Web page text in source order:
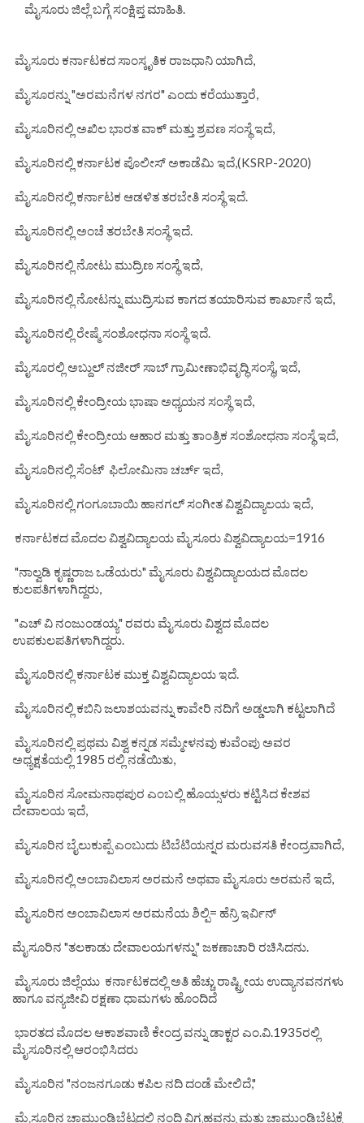
ಮೈಸೂರು ಜಿಲ್ಲೆ ಬಗ್ಗೆ ಸಂಕ್ಷಿಪ್ತ ಮಾಹಿತಿ.
ಮೈಸೂರು ಕರ್ನಾಟಕದ ಸಾಂಸ್ಕೃತಿಕ ರಾಜಧಾನಿ ಯಾಗಿದೆ,
ಮೈಸೂರನ್ನು "ಅರಮನೆಗಳ ನಗರ" ಎಂದು ಕರೆಯುತ್ತಾರೆ,
ಮೈಸೂರಿನಲ್ಲಿ ಅಖಿಲ ಭಾರತ ವಾಕ್ ಮತ್ತು ಶ್ರವಣ ಸಂಸ್ಥೆ ಇದೆ,
ಮೈಸೂರಿನಲ್ಲಿ ಕರ್ನಾಟಕ ಪೊಲೀಸ್ ಅಕಾಡೆಮಿ ಇದೆ,(KSRP-2020)
ಮೈಸೂರಿನಲ್ಲಿ ಕರ್ನಾಟಕ ಆಡಳಿತ ತರಬೇತಿ ಸಂಸ್ಥೆ ಇದೆ.
ಮೈಸೂರಿನಲ್ಲಿ ಅಂಚೆ ತರಬೇತಿ ಸಂಸ್ಥೆ ಇದೆ.
ಮೈಸೂರಿನಲ್ಲಿ ನೋಟು ಮುದ್ರಿಣ ಸಂಸ್ಥೆ ಇದೆ,
ಮೈಸೂರಿನಲ್ಲಿ ನೋಟನ್ನು ಮುದ್ರಿಸುವ ಕಾಗದ ತಯಾರಿಸುವ ಕಾರ್ಖಾನೆ ಇದೆ,
ಮೈಸೂರಿನಲ್ಲಿ ರೇಷ್ಮೆ ಸಂಶೋಧನಾ ಸಂಸ್ಥೆ ಇದೆ.
ಮೈಸೂರಲ್ಲಿ ಅಬ್ದುಲ್ ನಜೀರ್ ಸಾಬ್ ಗ್ರಾಮೀಣಾಭಿವೃದ್ಧಿ ಸಂಸ್ಥೆ, ಇದೆ,
ಮೈಸೂರಿನಲ್ಲಿ ಕೇಂದ್ರೀಯ ಭಾಷಾ ಅಧ್ಯಯನ ಸಂಸ್ಥೆ ಇದೆ,
ಮೈಸೂರಿನಲ್ಲಿ ಕೇಂದ್ರೀಯ ಆಹಾರ ಮತ್ತು ತಾಂತ್ರಿಕ ಸಂಶೋಧನಾ ಸಂಸ್ಥೆ ಇದೆ,
ಮೈಸೂರಿನಲ್ಲಿ ಸೆಂಟ್ ಫಿಲೋಮಿನಾ ಚರ್ಚ್ ಇದೆ,
ಮೈಸೂರಿನಲ್ಲಿ ಗಂಗೂಬಾಯಿ ಹಾನಗಲ್ ಸಂಗೀತ ವಿಶ್ವವಿದ್ಯಾಲಯ ಇದೆ,
ಕರ್ನಾಟಕದ ಮೊದಲ ವಿಶ್ವವಿದ್ಯಾಲಯ ಮೈಸೂರು ವಿಶ್ವವಿದ್ಯಾಲಯ=1916
"ನಾಲ್ವಡಿ ಕೃಷ್ಣರಾಜ ಒಡೆಯರು" ಮೈಸೂರು ವಿಶ್ವವಿದ್ಯಾಲಯದ ಮೊದಲ
ಕುಲಪತಿಗಳಾಗಿದ್ದರು,
"ಎಚ್ ವಿ ನಂಜುಂಡಯ್ಯ" ರವರು ಮೈಸೂರು ವಿಶ್ವದ ಮೊದಲ
ಉಪಕುಲಪತಿಗಳಾಗಿದ್ದರು.
ಮೈಸೂರಿನಲ್ಲಿ ಕರ್ನಾಟಕ ಮುಕ್ತ ವಿಶ್ವವಿದ್ಯಾಲಯ ಇದೆ.
ಮೈಸೂರಿನಲ್ಲಿ ಕಬಿನಿ ಜಲಾಶಯವನ್ನು ಕಾವೇರಿ ನದಿಗೆ ಅಡ್ಡಲಾಗಿ ಕಟ್ಟಲಾಗಿದೆ
ಮೈಸೂರಿನಲ್ಲಿ ಪ್ರಥಮ ವಿಶ್ವ ಕನ್ನಡ ಸಮ್ಮೇಳನವು ಕುವೆಂಪು ಅವರ
ಅಧ್ಯಕ್ಷತೆಯಲ್ಲಿ 1985 ರಲ್ಲಿ ನಡೆಯಿತು,
ಮೈಸೂರಿನ ಸೋಮನಾಥಪುರ ಎಂಬಲ್ಲಿ ಹೊಯ್ಸಳರು ಕಟ್ಟಿಸಿದ ಕೇಶವ
ದೇವಾಲಯ ಇದೆ,
ಮೈಸೂರಿನ ಬೈಲುಕುಪ್ಪೆ ಎಂಬುದು ಟಿಬೆಟಿಯನ್ನರ ಮರುವಸತಿ ಕೇಂದ್ರವಾಗಿದೆ,
ಮೈಸೂರಿನಲ್ಲಿ ಅಂಬಾವಿಲಾಸ ಅರಮನೆ ಅಥವಾ ಮೈಸೂರು ಅರಮನೆ ಇದೆ,
ಮೈಸೂರಿನ ಅಂಬಾವಿಲಾಸ ಅರಮನೆಯ ಶಿಲ್ಪಿ= ಹೆನ್ರಿ ಇರ್ವಿನ್
ಮೈಸೂರಿನ "ತಲಕಾಡು ದೇವಾಲಯಗಳನ್ನು" ಜಕಣಾಚಾರಿ ರಚಿಸಿದನು.
ಮೈಸೂರು ಜಿಲ್ಲೆಯು ಕರ್ನಾಟಕದಲ್ಲಿ ಅತಿ ಹೆಚ್ಚು ರಾಷ್ಟ್ರೀಯ ಉದ್ಯಾನವನಗಳು
ಹಾಗೂ ವನ್ಯಜೀವಿ ರಕ್ಷಣಾ ಧಾಮಗಳು ಹೊಂದಿದೆ
ಭಾರತದ ಮೊದಲ ಆಕಾಶವಾಣಿ ಕೇಂದ್ರ ವನ್ನು ಡಾಕ್ಟರ ಎಂ.ವಿ.1935ರಲ್ಲಿ
ಮೈಸೂರಿನಲ್ಲಿ ಆರಂಭಿಸಿದರು
ಮೈಸೂರಿನ "ನಂಜನಗೂಡು ಕಪಿಲ ನದಿ ದಂಡೆ ಮೇಲಿದೆ,"
ಮೈಸೂರಿನ ಚಾಮುಂಡಿಬೆಟ್ಟದಲ್ಲಿ ನಂದಿ ವಿಗ್ರಹವನ್ನು ಮತ್ತು ಚಾಮುಂಡಿಬೆಟ್ಟಕ್ಕೆ